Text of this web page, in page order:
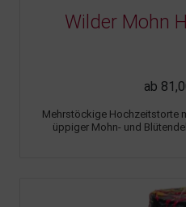
Wilder Mohn
ab
Mehrstöckige Hochzeitstorte
üppiger Mohn- und